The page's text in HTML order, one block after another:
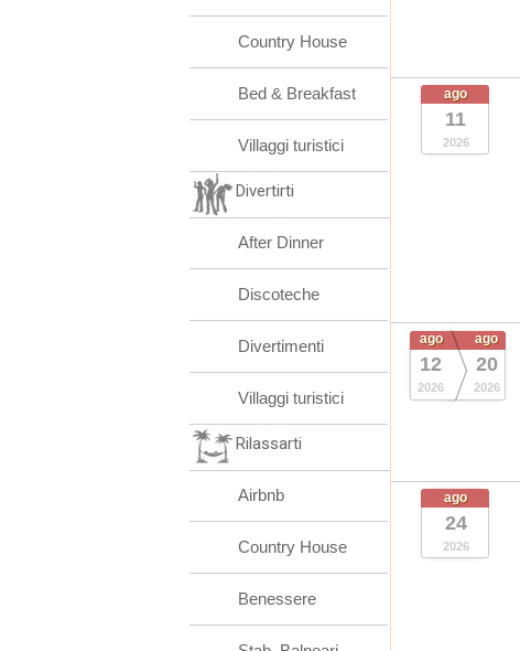
ago
11
2026
ago
12
2026
ago
20
2026
ago
24
2026
Country House
Bed & Breakfast
Villaggi turistici
Divertirti
After Dinner
Discoteche
Divertimenti
Villaggi turistici
Rilassarti
Airbnb
Country House
Benessere